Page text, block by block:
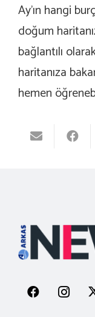
Ay’ın hangi
doğum
bağlantılı
haritanıza
hemen